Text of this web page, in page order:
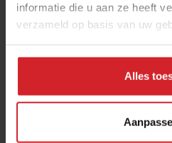
informatie die u aan ze heeft
verzameld op basis van uw
Alles